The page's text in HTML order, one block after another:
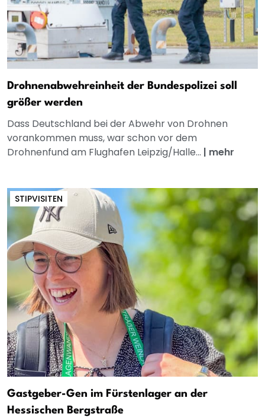
Drohnenabwehreinheit der Bundespolizei soll
größer werden
Dass Deutschland bei der Abwehr von Drohnen
vorankommen muss, war schon vor dem
Drohnenfund am Flughafen Leipzig/Halle... | mehr
STIPVISITEN
Gastgeber-Gen im Fürstenlager an der
Hessischen Bergstraße